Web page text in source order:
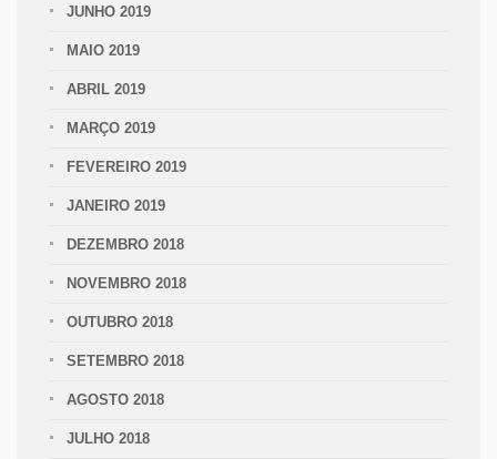
JUNHO 2019
MAIO 2019
ABRIL 2019
MARÇO 2019
FEVEREIRO 2019
JANEIRO 2019
DEZEMBRO 2018
NOVEMBRO 2018
OUTUBRO 2018
SETEMBRO 2018
AGOSTO 2018
JULHO 2018